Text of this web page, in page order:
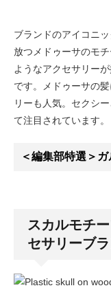
ブランドのアイコニ
放つメドゥーサのモ
ようなアクセサリー
です。メドゥーサの
リーも人気。セクシ
て注目されています。
＜編集部特選＞
スカルモチ
セサリーブ